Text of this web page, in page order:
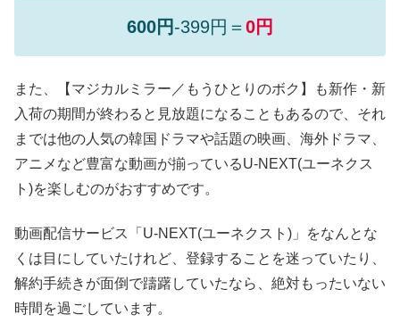
600円-399円＝0円
また、【マジカルミラー／もうひとりのボク】も新作・新
入荷の期間が終わると見放題になることもあるので、それ
までは他の人気の韓国ドラマや話題の映画、海外ドラマ、
アニメなど豊富な動画が揃っているU-NEXT(ユーネクス
ト)を楽しむのがおすすめです。
動画配信サービス「U-NEXT(ユーネクスト)」をなんとな
くは目にしていたけれど、登録することを迷っていたり、
解約手続きが面倒で躊躇していたなら、絶対もったいない
時間を過ごしています。